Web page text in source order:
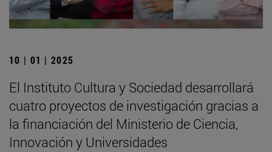
10 | 01 | 2025
El Instituto Cultura y Sociedad desarrollará
cuatro proyectos de investigación gracias a
la financiación del Ministerio de Ciencia,
Innovación y Universidades